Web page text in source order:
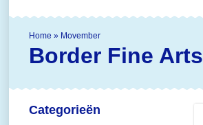
Home » Movember
Border Fine Arts
Categorieën